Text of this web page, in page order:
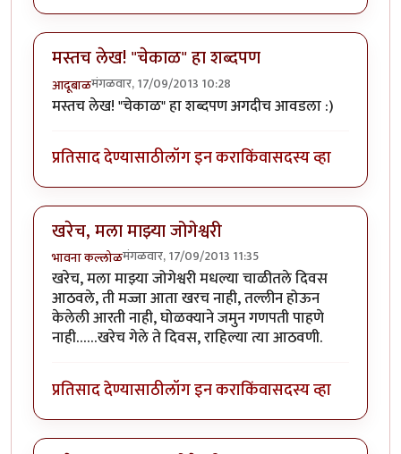
मस्तच लेख! "चेकाळ" हा शब्दपण
आदूबाळमंगळवार, 17/09/2013 10:28
मस्तच लेख! "चेकाळ" हा शब्दपण अगदीच आवडला :)
प्रतिसाद देण्यासाठीलॉग इन कराकिंवासदस्य व्हा
खरेच, मला माझ्या जोगेश्वरी
भावना कल्लोळमंगळवार, 17/09/2013 11:35
खरेच, मला माझ्या जोगेश्वरी मधल्या चाळीतले दिवस
आठवले, ती मज्जा आता खरच नाही, तल्लीन होऊन
केलेली आरती नाही, घोळक्याने जमुन गणपती पाहणे
नाही……खरेच गेले ते दिवस, राहिल्या त्या आठवणी.
प्रतिसाद देण्यासाठीलॉग इन कराकिंवासदस्य व्हा